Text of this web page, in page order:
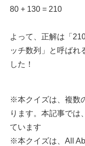
80 + 130 = 210
よって、正解は「
ッチ数列」と呼ばれ
した！
※本クイズは、複数
ります。本記事では
ています
※本クイズは、All